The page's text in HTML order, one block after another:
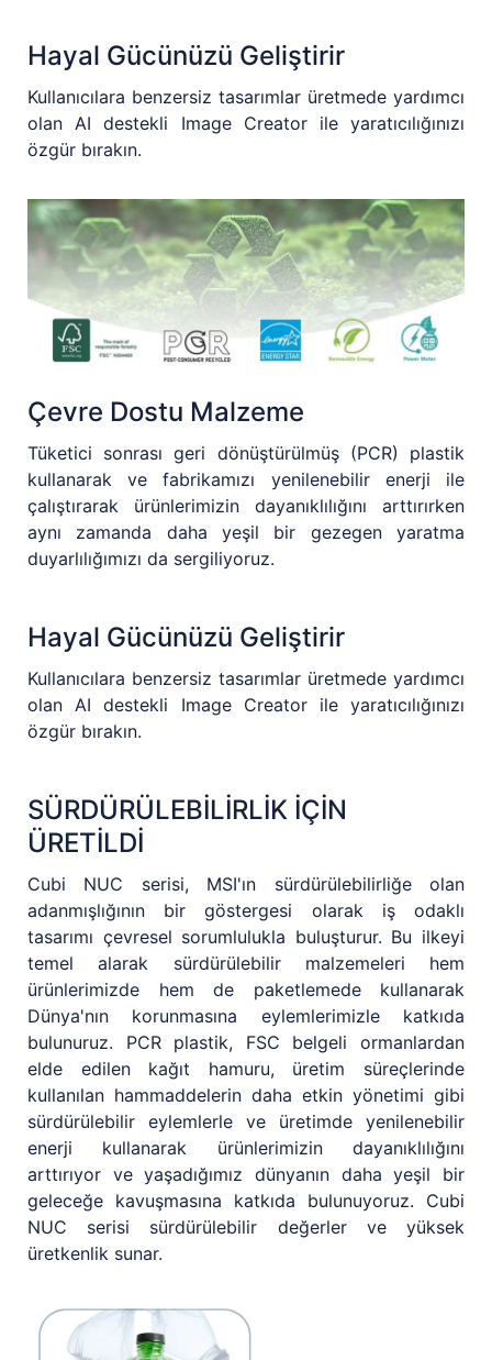
Hayal Gücünüzü Geliştirir
Kullanıcılara benzersiz tasarımlar üretmede yardımcı
olan AI destekli Image Creator ile yaratıcılığınızı
özgür bırakın.
Çevre Dostu Malzeme
Tüketici sonrası geri dönüştürülmüş (PCR) plastik
kullanarak ve fabrikamızı yenilenebilir enerji ile
çalıştırarak ürünlerimizin dayanıklılığını arttırırken
aynı zamanda daha yeşil bir gezegen yaratma
duyarlılığımızı da sergiliyoruz.
Hayal Gücünüzü Geliştirir
Kullanıcılara benzersiz tasarımlar üretmede yardımcı
olan AI destekli Image Creator ile yaratıcılığınızı
özgür bırakın.
SÜRDÜRÜLEBİLİRLİK İÇİN
ÜRETİLDİ
Cubi NUC serisi, MSI'ın sürdürülebilirliğe olan
adanmışlığının bir göstergesi olarak iş odaklı
tasarımı çevresel sorumlulukla buluşturur. Bu ilkeyi
temel alarak sürdürülebilir malzemeleri hem
ürünlerimizde hem de paketlemede kullanarak
Dünya'nın korunmasına eylemlerimizle katkıda
bulunuruz. PCR plastik, FSC belgeli ormanlardan
elde edilen kağıt hamuru, üretim süreçlerinde
kullanılan hammaddelerin daha etkin yönetimi gibi
sürdürülebilir eylemlerle ve üretimde yenilenebilir
enerji kullanarak ürünlerimizin dayanıklılığını
arttırıyor ve yaşadığımız dünyanın daha yeşil bir
geleceğe kavuşmasına katkıda bulunuyoruz. Cubi
NUC serisi sürdürülebilir değerler ve yüksek
üretkenlik sunar.